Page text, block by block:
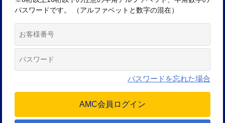
パスワードです。 （アルファベットと数字の混在）
パスワードを忘れた場合